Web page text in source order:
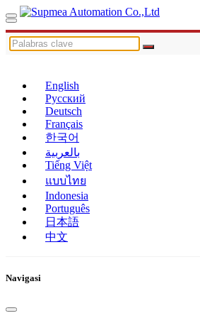
English
Русский
Deutsch
Français
한국어
بالعربية
Tiếng Việt
แบบไทย
Indonesia
Português
日本語
中文
Navigasi